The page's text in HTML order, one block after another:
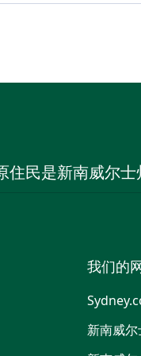
民是新南威尔士
我们的
新南威